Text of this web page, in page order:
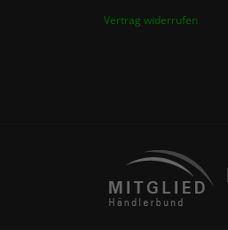
Vertrag widerrufen